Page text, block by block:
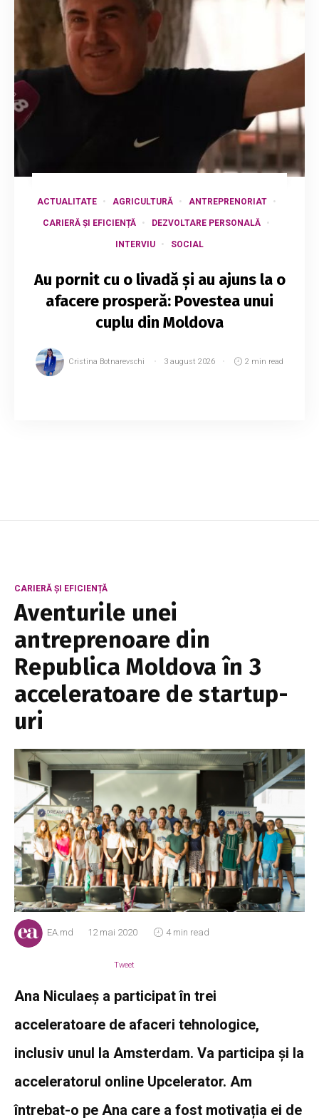
ACTUALITATE AGRICULTURĂ ANTREPRENORIAT
CARIERĂ ȘI EFICIENȚĂ DEZVOLTARE PERSONALĂ
INTERVIU SOCIAL
Au pornit cu o livadă și au ajuns la o
afacere prosperă: Povestea unui
cuplu din Moldova
Cristina Botnarevschi 3 august 2026 2 min read
CARIERĂ ȘI EFICIENȚĂ
Aventurile unei
antreprenoare din
Republica Moldova în 3
acceleratoare de startup-
uri
EA.md 12 mai 2020 4 min read
Tweet
Ana Niculaeș a participat în trei
acceleratoare de afaceri tehnologice,
inclusiv unul la Amsterdam. Va participa și la
acceleratorul online Upcelerator. Am
întrebat-o pe Ana care a fost motivația ei de